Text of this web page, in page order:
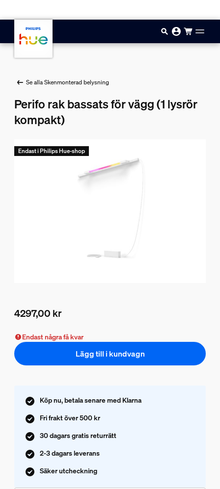
Se alla Skenmonterad belysning
Perifo rak bassats för vägg (1 lysrör
kompakt)
4297,00 kr
Endast i Philips Hue-shop
Endast några få kvar
Lägg till i kundvagn
Köp nu, betala senare med Klarna
Fri frakt över 500 kr
30 dagars gratis returrätt
2-3 dagars leverans
Säker utcheckning